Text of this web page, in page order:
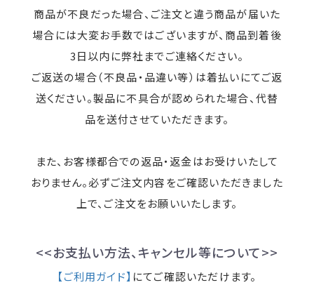
商品が不良だった場合、ご注文と違う商品が届いた
場合には大変お手数ではございますが、商品到着後
3日以内に弊社までご連絡ください。
ご返送の場合（不良品・品違い等）は着払いにてご返
送ください。製品に不具合が認められた場合、代替
品を送付させていただきます。
また、お客様都合での返品・返金はお受けいたして
おりません。必ずご注文内容をご確認いただきました
上で、ご注文をお願いいたします。
<<お支払い方法、キャンセル等について>>
【ご利用ガイド】 にてご確認いただけます。